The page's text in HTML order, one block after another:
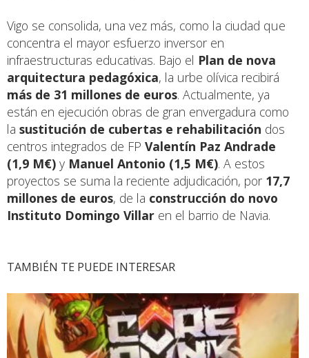
Vigo se consolida, una vez más, como la ciudad que
concentra el mayor esfuerzo inversor en
infraestructuras educativas. Bajo el Plan de nova
arquitectura pedagóxica, la urbe olívica recibirá
más de 31 millones de euros. Actualmente, ya
están en ejecución obras de gran envergadura como
la sustitución de cubertas e rehabilitación dos
centros integrados de FP Valentín Paz Andrade
(1,9 M€) y Manuel Antonio (1,5 M€). A estos
proyectos se suma la reciente adjudicación, por 17,7
millones de euros, de la construcción do novo
Instituto Domingo Villar en el barrio de Navia.
TAMBIÉN TE PUEDE INTERESAR